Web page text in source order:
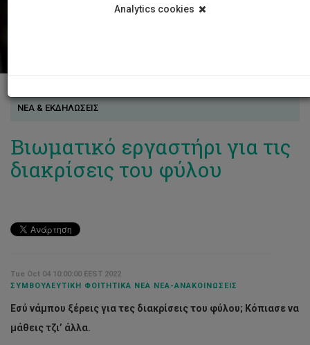
ΝΕΑ & ΕΚΔΗΛΩΣΕΙΣ
Βιωματικό εργαστήρι για τις
διακρίσεις του φύλου
Tue Oct 04 10:00:00 EEST 2022
ΣΥΜΒΟΥΛΕΥΤΙΚΉ ΦΟΙΤΗΤΙΚΆ ΝΈΑ ΝΈΑ-ΑΝΑΚΟΙΝΏΣΕΙΣ
Εσύ νάμπου ξέρεις για τες διακρίσεις του φύλου; Κόπιασε να
μάθεις τζι’ άλλα.
Analytics cookies